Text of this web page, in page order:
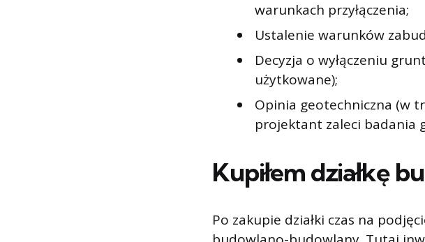
warunkach przyłączenia;
Ustalenie warunków
Decyzja o wyłączeniu
użytkowane);
Opinia geotechniczna (w
projektant zaleci badania
Kupiłem działkę
Po zakupie działki czas na